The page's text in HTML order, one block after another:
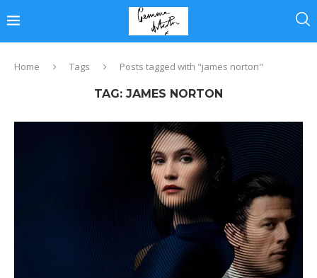
Home Tags Posts tagged with "james norton"
TAG: JAMES NORTON